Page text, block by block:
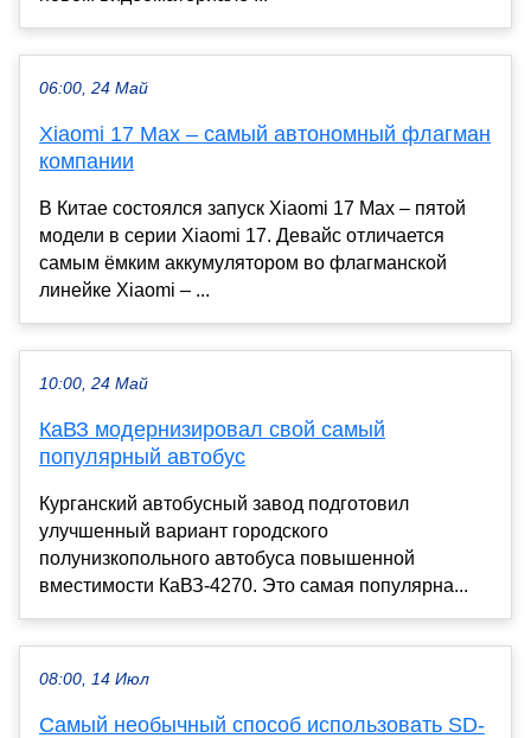
06:00, 24 Май
Xiaomi 17 Max – самый автономный флагман
компании
В Китае состоялся запуск Xiaomi 17 Max – пятой
модели в серии Xiaomi 17. Девайс отличается
самым ёмким аккумулятором во флагманской
линейке Xiaomi – ...
10:00, 24 Май
КаВЗ модернизировал свой самый
популярный автобус
Курганский автобусный завод подготовил
улучшенный вариант городского
полунизкопольного автобуса повышенной
вместимости КаВЗ-4270. Это самая популярна...
08:00, 14 Июл
Самый необычный способ использовать SD-